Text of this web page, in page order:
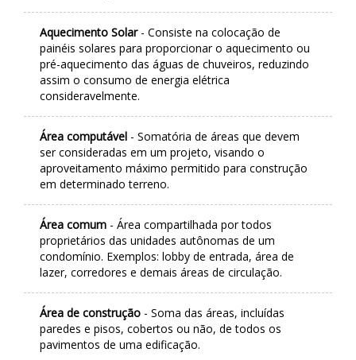
Aquecimento Solar- Consiste na colocação de
painéis solares para proporcionar o aquecimento ou
pré-aquecimento das águas de chuveiros, reduzindo
assim o consumo de energia elétrica
consideravelmente.
Área computável - Somatória de áreas que devem
ser consideradas em um projeto, visando o
aproveitamento máximo permitido para construção
em determinado terreno.
Área comum - Área compartilhada por todos
proprietários das unidades autônomas de um
condomínio. Exemplos: lobby de entrada, área de
lazer, corredores e demais áreas de circulação.
Área de construção - Soma das áreas, incluídas
paredes e pisos, cobertos ou não, de todos os
pavimentos de uma edificação.